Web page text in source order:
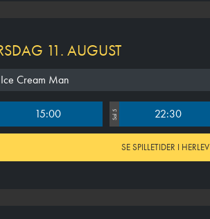
11. AUGUST
Ice Cream Man
15:00 Sal 5 22:30
SE SPILLETIDER I HERLEV